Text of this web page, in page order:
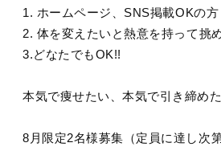
1. ホームページ、SNS掲載OKの方
2. 体を変えたいと熱意を持って挑
3.どなたでもOK!!
本気で痩せたい、本気で引き締めた
8月限定2名様募集（定員に達し次第